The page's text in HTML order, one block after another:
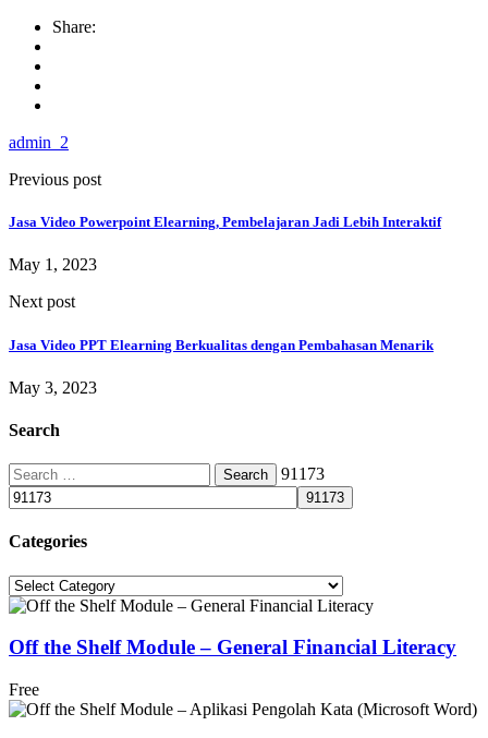
Share:
admin_2
Previous post
Jasa Video Powerpoint Elearning, Pembelajaran Jadi Lebih Interaktif
May 1, 2023
Next post
Jasa Video PPT Elearning Berkualitas dengan Pembahasan Menarik
May 3, 2023
Search
Search
for:
91173
Categories
Categories
Off the Shelf Module – General Financial Literacy
Free